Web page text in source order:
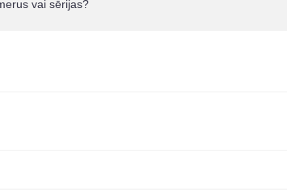
vai sērijas?